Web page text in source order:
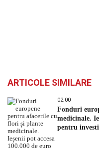
ARTICOLE SIMILARE
02:00
Fonduri
medicinale.
pentru